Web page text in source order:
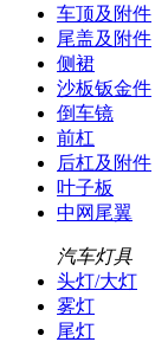
车顶及附件
尾盖及附件
侧裙
沙板钣金件
倒车镜
前杠
后杠及附件
叶子板
中网尾翼
汽车灯具
头灯/大灯
雾灯
尾灯